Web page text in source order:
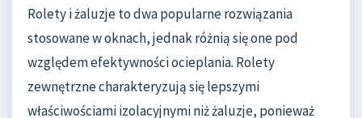
Rolety i żaluzje to dwa popularne rozwiązania
stosowane w oknach, jednak różnią się one pod
względem efektywności ocieplania. Rolety
zewnętrzne charakteryzują się lepszymi
właściwościami izolacyjnymi niż żaluzje, ponieważ